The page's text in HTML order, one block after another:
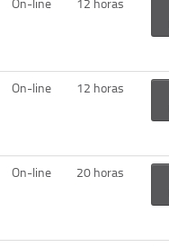
On-line 12 horas
On-line 20 horas